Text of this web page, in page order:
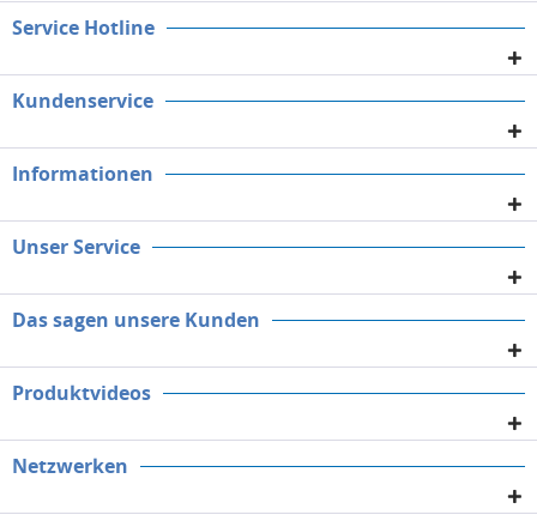
Service Hotline
Kundenservice
Informationen
Unser Service
Das sagen unsere Kunden
Produktvideos
Netzwerken